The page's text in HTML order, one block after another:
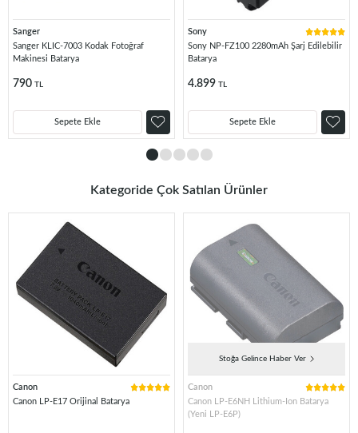
Sanger
Sanger KLIC-7003 Kodak Fotoğraf
Makinesi Batarya
790 TL
Sepete Ekle
Sony
Sony NP-FZ100 2280mAh Şarj Edilebilir
Batarya
4.899 TL
Sepete Ekle
Kategoride Çok Satılan Ürünler
Canon
Canon LP-E17 Orijinal Batarya
Stoğa Gelince Haber Ver
Canon
Canon LP-E6NH Lithium-Ion Batarya
(Yeni LP-E6P)